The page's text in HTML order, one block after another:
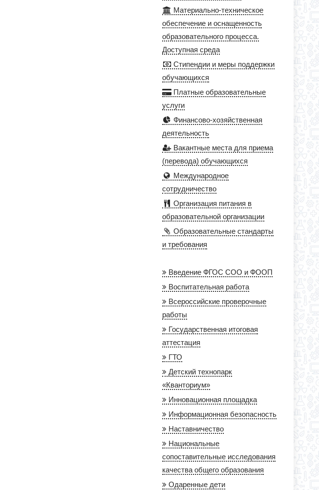
Материально-техническое
обеспечение и оснащенность
образовательного процесса.
Доступная среда
Стипендии и меры поддержки
обучающихся
Платные образовательные
услуги
Финансово-хозяйственная
деятельность
Вакантные места для приема
(перевода) обучающихся
Международное
сотрудничество
Организация питания в
образовательной организации
Образовательные стандарты
и требования
Введение ФГОС СОО и ФООП
Воспитательная работа
Всероссийские проверочные
работы
Государственная итоговая
аттестация
ГТО
Детский технопарк
«Кванториум»
Инновационная площадка
Информационная безопасность
Наставничество
Национальные
сопоставительные исследования
качества общего образования
Одаренные дети